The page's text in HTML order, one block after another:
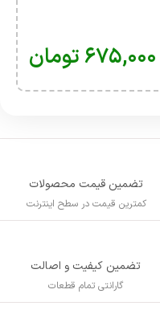
۶۷۵,۰۰۰ تومان
تضمین قیمت محصولات
کمترین قیمت در سطح اینترنت
تضمین کیفیت و اصالت
گارانتی تمام قطعات